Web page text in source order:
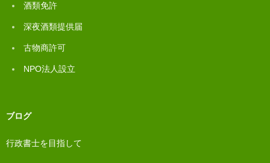
酒類免許
深夜酒類提供届
古物商許可
NPO法人設立
ブログ
行政書士を目指して